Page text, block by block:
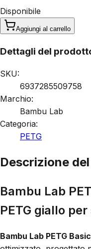
Disponibile
Aggiungi al carrello
Dettagli del
SKU:
6937285509758
Marchio:
Bambu Lab
Categoria:
PETG
Descrizione
Bambu Lab
PETG giallo
Bambu Lab PETG